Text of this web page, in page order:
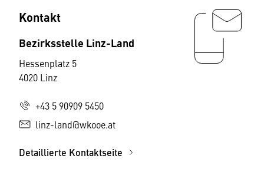
Kontakt
Bezirksstelle Linz-Land
Hessenplatz 5
4020 Linz
+43 5 90909 5450
linz-land@wkooe.at
Detaillierte Kontaktseite